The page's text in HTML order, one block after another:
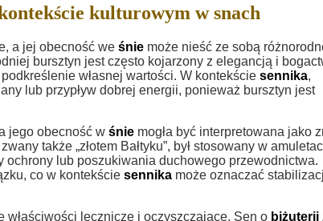
kulturowym w snach
a jej obecność we śnie może nieść ze sobą
bursztyn jest często kojarzony z elegancją i
własnej wartości. W kontekście sennika,
lub przypływ dobrej energii, ponieważ bursztyn jest
jego obecność w śnie mogła być interpretowana jako
także „złotem Bałtyku”, był stosowany w
ochrony lub poszukiwania duchowego przewodnictwa.
co w kontekście sennika może oznaczać
właściwości lecznicze i oczyszczające. Sen o biżuterii